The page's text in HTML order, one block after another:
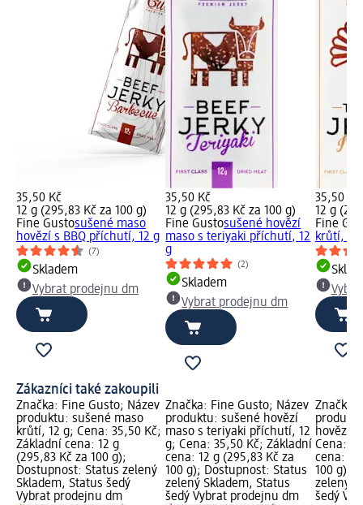
35,50 Kč
12 g (295,83 Kč za 100 g)
Fine Gustosušené maso
hovězí s BBQ příchutí, 12 g
(7)
Skladem
Vybrat prodejnu dm
35,50 Kč
12 g (295,83 Kč za 100 g)
Fine Gustosušené hovězí
maso s teriyaki příchutí, 12
g
(2)
Skladem
Vybrat prodejnu dm
35,50 Kč
12 g
Fine
krůtí, 12
Zákazníci také zakoupili
Značka: Fine Gusto; Název
produktu: sušené maso
krůtí, 12 g; Cena: 35,50 Kč;
Základní cena: 12 g
(295,83 Kč za 100 g);
Dostupnost: Status zelený
Skladem, Status šedý
Vybrat prodejnu dm
Značka: Fine Gusto; Název
produktu: sušené hovězí
maso s teriyaki příchutí, 12
g; Cena: 35,50 Kč; Základní
cena: 12 g (295,83 Kč za
100 g); Dostupnost: Status
zelený Skladem, Status
šedý Vybrat prodejnu dm
Značka:
hovězí s
Cena:
cena: 12
100 g);
zelený
šedý